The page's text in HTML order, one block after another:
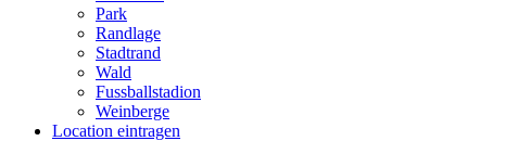
Park
Randlage
Stadtrand
Wald
Fussballstadion
Weinberge
Location eintragen